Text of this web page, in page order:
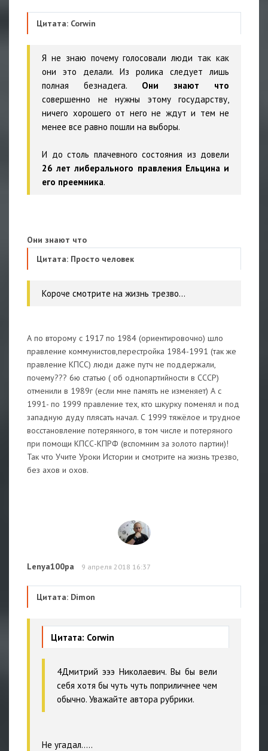
Цитата: Corwin
Я не знаю почему голосовали люди так как
они это делали. Из ролика следует лишь
полная безнадега. Они знают что
совершенно не нужны этому государству,
ничего хорошего от него не ждут и тем не
менее все равно пошли на выборы.
И до столь плачевного состояния из довели
26 лет либерального правления Ельцина и
его преемника.
Они знают что
Цитата: Просто человек
Короче смотрите на жизнь трезво...
А по второму с 1917 по 1984 (ориентировочно) шло
правление коммунистов,перестройка 1984-1991 (так же
правление КПСС) люди даже путч не поддержали,
почему??? 6ю статью ( об однопартийности в СССР)
отменили в 1989г (если мне память не изменяет) А с
1991- по 1999 правление тех, кто шкурку поменял и под
западную дуду плясать начал. С 1999 тяжёлое и трудное
восстановление потерянного, в том числе и потеряного
при помощи КПСС-КПРФ (вспомним за золото партии)!
Так что Учите Уроки Истории и смотрите на жизнь трезво,
без ахов и охов.
Lenya100pa 9 апреля 2018 16:37
Цитата: Dimon
Цитата: Corwin
4Дмитрий эээ Николаевич. Вы бы вели
себя хотя бы чуть чуть поприличнее чем
обычно. Уважайте автора рубрики.
Не угадал.....